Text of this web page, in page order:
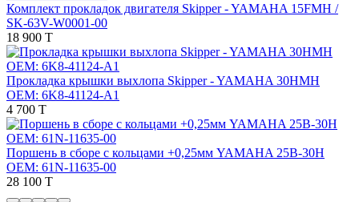
Комплект прокладок двигателя Skipper - YAMAHA 15FMH /
SK-63V-W0001-00
18 900 T
Прокладка крышки выхлопа Skipper - YAMAHA 30HMH
OEM: 6K8-41124-A1
4 700 T
Поршень в сборе с кольцами +0,25мм YAMAHA 25B-30H
OEM: 61N-11635-00
28 100 T